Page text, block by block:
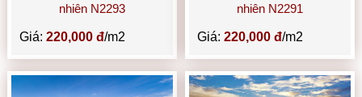
nhiên N2293
Giá:220,000 đ/m2
nhiên N2291
Giá: 220,000 đ/m2